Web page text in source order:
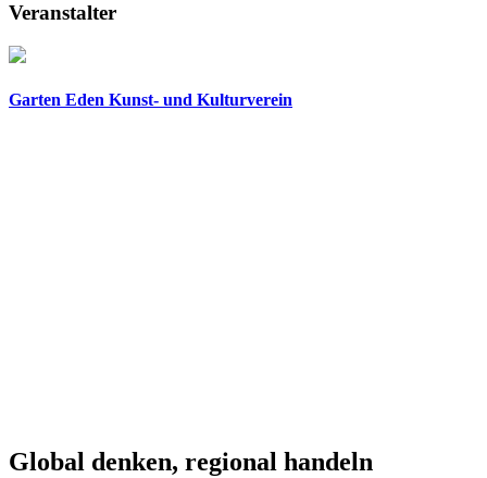
Veranstalter
Garten Eden Kunst- und Kulturverein
Global denken, regional handeln